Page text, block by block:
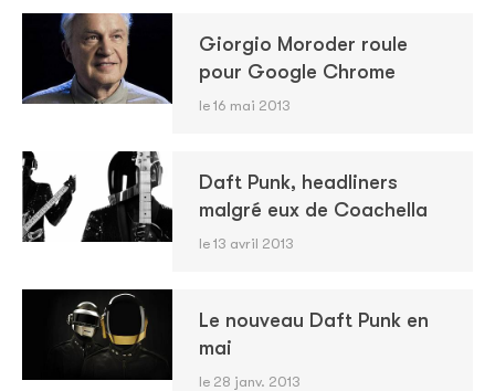
Giorgio Moroder roule
pour Google Chrome
le 16 mai 2013
Daft Punk, headliners
malgré eux de Coachella
le 13 avril 2013
Le nouveau Daft Punk en
mai
le 28 janv. 2013